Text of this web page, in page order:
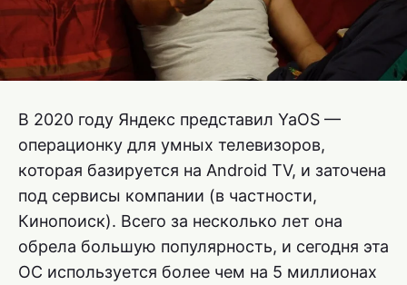
В 2020 году Яндекс представил YaOS —
операционку для умных телевизоров,
которая базируется на Android TV, и заточена
под сервисы компании (в частности,
Кинопоиск). Всего за несколько лет она
обрела большую популярность, и сегодня эта
ОС используется более чем на 5 миллионах